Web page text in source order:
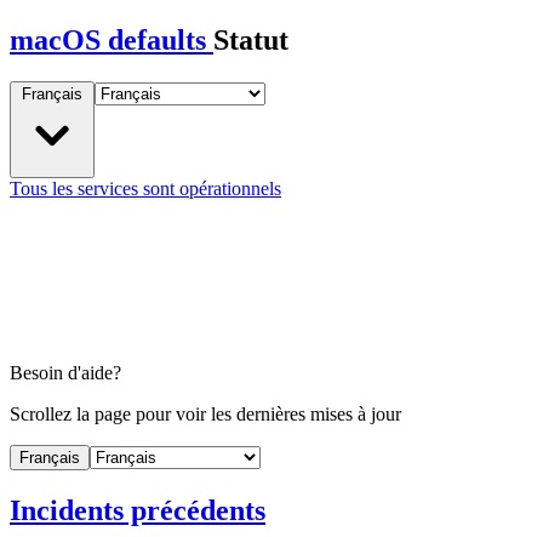
macOS defaults Statut
Français
Tous les services sont opérationnels
Besoin d'aide?
Scrollez la page pour voir les dernières mises à jour
Français
Incidents précédents